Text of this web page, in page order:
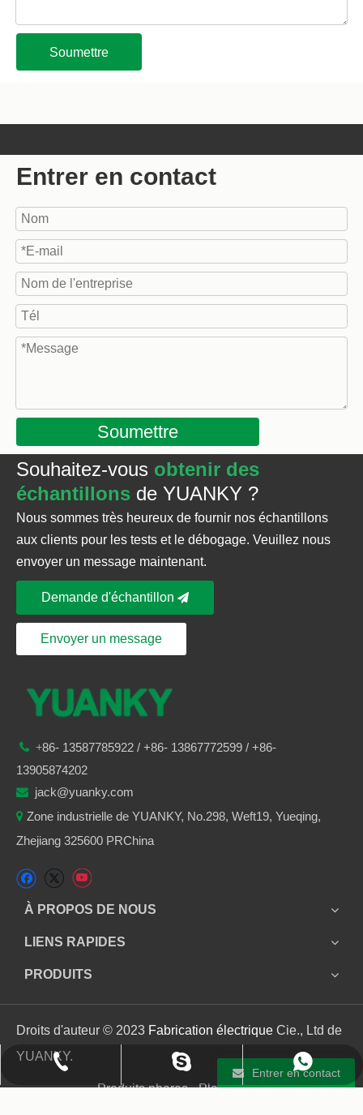
Soumettre
Entrer en contact
Entrer en contact
Soumettre
Souhaitez-vous obtenir des
échantillons de YUANKY ?
Nous sommes très heureux de fournir nos échantillons
aux clients pour les tests et le débogage. Veuillez nous
envoyer un message maintenant.
Demande d'échantillon
Envoyer un message
 +86- 13587785922 / +86- 13867772599 / +86-
13905874202
 jack@yuanky.com
 Zone industrielle de YUANKY, No.298, Weft19, Yueqing,
Zhejiang 325600 PRChina
À PROPOS DE NOUS
LIENS RAPIDES
PRODUITS
+86 13905874202
jack_yuanky
+86 13905874202
Droits d'auteur © 2023 Fabrication électrique Cie., Ltd de
YUANKY.
Produits phares - Plan du site - AMP Mobile